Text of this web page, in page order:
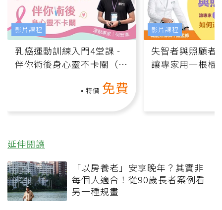
乳癌運動訓練入門4堂課 -
伴你術後身心靈不卡關（線
特價 免費
影片課程
失智者與照顧者
讓專家用一根棍
影片課程
延伸閱讀
「以房養老」安享晚年？其實非
每個人適合！從90歲長者案例看
另一種規畫